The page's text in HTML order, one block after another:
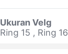
Ukuran Velg
Ring 15 , Ring 16